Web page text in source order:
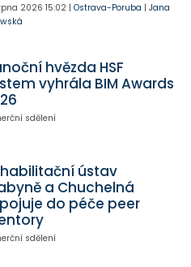
2026 15:02| Ostrava-Poruba | Jana
hvězda HSF
vyhrála BIM Awards
sdělení
ústav
a Chuchelná
do péče peer
sdělení